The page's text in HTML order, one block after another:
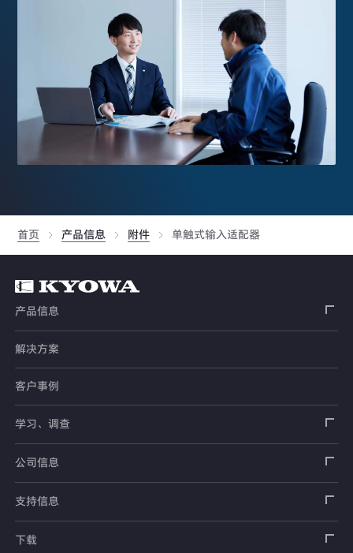
首页 产品信息 附件 单触式输入适配器
产品信息
应变片
传感器
载荷传感器
加速度传感器
压力传感器
土木用传感器
载荷传感器
土压计
汽车用传感器
安全带拉力传感器
测量器
软件
解决方案
客户事例
学习、调查
应变片
传感器
测量仪器
公司信息
销售网络
公司概况
支持信息
安全数据表（SDS）
下载